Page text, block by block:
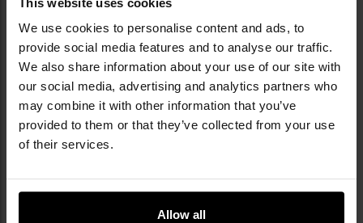
We use cookies to personalise content and ads, to
provide social media features and to analyse our traffic.
We also share information about your use of our site with
our social media, advertising and analytics partners who
may combine it with other information that you’ve
provided to them or that they’ve collected from your use
of their services.
Allow all
підходом до проєктування, він створює
сучасні бойові системи, адаптовані до
потреб професіоналів і мінливих умов поля
бою. Такі продукти, як популярні жилети
Spitfire чи рюкзаки Halifax, вирізняються
ергономікою, увагою до деталей і
використанням міцних матеріалів.
ТЕХНІЧНІ ДАНІ